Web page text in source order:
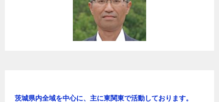
茨城県内全域を中心に、主に東関東で活動しております。